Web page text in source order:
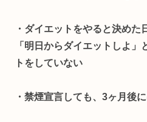
・ダイエットをやると決めた
「明日からダイエットしよ
トをしていない
・禁煙宣言しても、3ヶ月後